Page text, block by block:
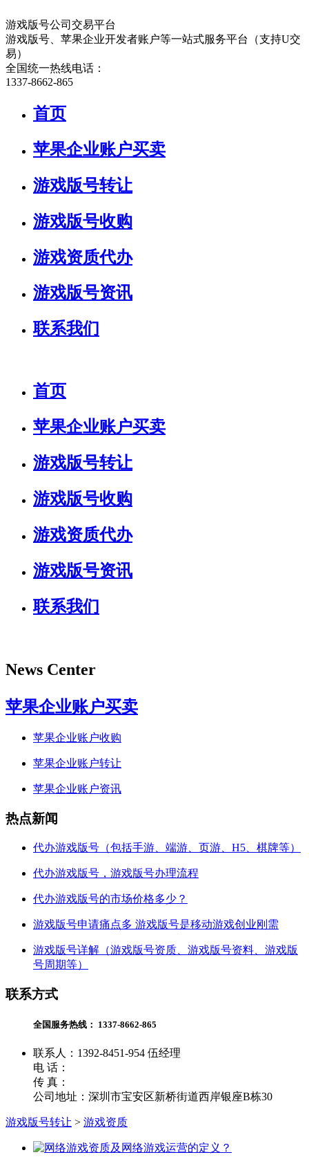
游戏版号公司交易平台
游戏版号、苹果企业开发者账户等一站式服务平台（支持U交
易）
全国统一热线电话：
1337-8662-865
首页
苹果企业账户买卖
游戏版号转让
游戏版号收购
游戏资质代办
游戏版号资讯
联系我们
首页
苹果企业账户买卖
游戏版号转让
游戏版号收购
游戏资质代办
游戏版号资讯
联系我们
News Center
苹果企业账户买卖
苹果企业账户收购
苹果企业账户转让
苹果企业账户资讯
热点新闻
代办游戏版号（包括手游、端游、页游、H5、棋牌等）
代办游戏版号，游戏版号办理流程
代办游戏版号的市场价格多少？
游戏版号申请痛点多 游戏版号是移动游戏创业刚需
游戏版号详解（游戏版号资质、游戏版号资料、游戏版
号周期等）
联系方式
全国服务热线： 1337-8662-865
联系人：1392-8451-954 伍经理
电 话：
传 真：
公司地址：深圳市宝安区新桥街道西岸银座B栋30
游戏版号转让 > 游戏资质